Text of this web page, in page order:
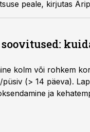
otsuse peale, kirjutas
kolm või rohkem
(> 14 päeva).
ja